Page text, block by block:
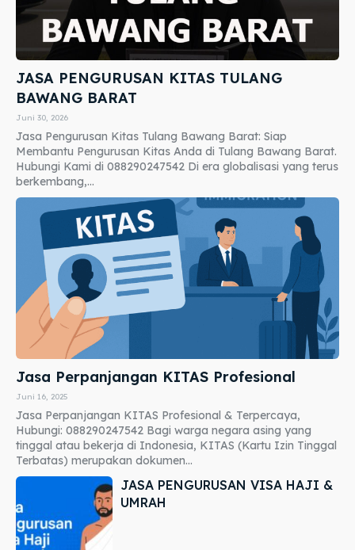
JASA PENGURUSAN KITAS TULANG
BAWANG BARAT
Juni 30, 2026
Jasa Pengurusan Kitas Tulang Bawang Barat: Siap
Membantu Pengurusan Kitas Anda di Tulang Bawang Barat.
Hubungi Kami di 088290247542 Di era globalisasi yang terus
berkembang,...
Jasa Perpanjangan KITAS Profesional
Juni 16, 2025
Jasa Perpanjangan KITAS Profesional & Terpercaya,
Hubungi: 088290247542 Bagi warga negara asing yang
tinggal atau bekerja di Indonesia, KITAS (Kartu Izin Tinggal
Terbatas) merupakan dokumen...
JASA PENGURUSAN VISA HAJI &
UMRAH